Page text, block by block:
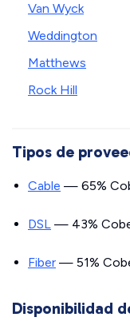
Van Wyck
Weddington
Matthews
Rock Hill
Tipos de
Cable — 65%
DSL — 43%
Fiber — 51%
Disponibilidad